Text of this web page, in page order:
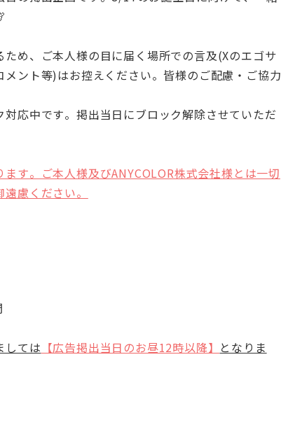
め、ご本人様の目に届く場所での言及(Xのエゴサ
ント等)はお控えください。皆様のご配慮・ご協力
応中です。掲出当日にブロック解除させていただ
す。ご本人様及びANYCOLOR株式会社様とは一切
慮ください。
しては 【広告掲出当日のお昼12時以降】 となりま